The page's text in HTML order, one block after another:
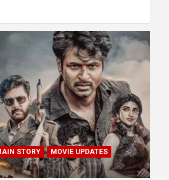
STORY
MOVIE UPDATES